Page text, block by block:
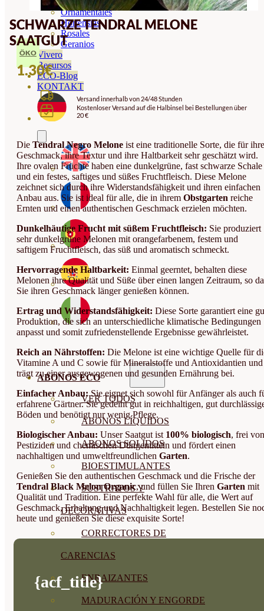
Ornamentales
Hortensias
Rosales
Geranios
Vivero
Recursos
ECO-Blog
KONTAKT
ABONOS ECO
VER TODOS
ABONOS LÍQUIDOS
ABONOS SOLIDOS
BIOESTIMULANTES
SUSTRATOS Y
DECORATIVAS
CORRECTORES DE
CARENCIAS
ENRAIZANTES
MADURACIÓN Y ENGORDE
SCHWARZE TENDRAL MELONE
SAATGUT
ÖKO
1.30€
Versand innerhalb von 24/48 Stunden
Kostenloser Versand auf die Halbinsel bei Bestellungen über
20 €
Die Tendral Negro Melone ist eine traditionelle Sorte, die für
Geschmack, ihre Textur und ihre Haltbarkeit sehr geschätzt wird.
Ihre ovalen Früchte haben eine dunkelgrüne, fast schwarze Schale
und ein festes, saftiges und süßes Fruchtfleisch. Diese Melone
zeichnet sich durch ihre Widerstandsfähigkeit und ihren einfachen
Anbau aus. Sie ist ideal für alle, die in ihrem Obstgarten reiche
Ernten und einen authentischen Geschmack erzielen möchten.
Dunkelhäutige Frucht mit süßem Fruchtfleisch: Sie produziert
sehr dunkelgrüne Melonen mit orangefarbenem, festem und
saftigem Fruchtfleisch, das süß und aromatisch schmeckt.
Hervorragende Haltbarkeit: Einmal geerntet, behalten diese
Melonen ihre Qualität und Süße über einen langen Zeitraum, so
Sie ihren Geschmack länger genießen können.
Ertrag und Widerstandsfähigkeit: Diese Sorte garantiert eine
Produktion, die sich an unterschiedliche klimatische Bedingungen
anpasst und somit zufriedenstellende Ergebnisse gewährleistet.
Reich an Nährstoffen: Die Melone ist eine wichtige Quelle für
Vitamine A und C sowie für Mineralstoffe und Antioxidantien und
trägt zu einer ausgewogenen und gesunden Ernährung bei.
Einfacher Anbau:Sie eignet sich sowohl für Anfänger als auch
erfahrene Gärtner. Sie gedeiht gut in reichhaltigen, gut
Böden und benötigt nur wenig Pflege.
Biologischer Anbau: Unser Saatgut ist 100% biologisch, frei von
Pestiziden und chemischen Düngemitteln und fördert einen
nachhaltigen und umweltfreundlichen Garten.
Genießen Sie den authentischen Geschmack und die Frische der
Tendral Black Melon Organic, und füllen Sie Ihren Garten mit
Qualität und Tradition. Eine perfekte Wahl für alle, die Wert auf
Geschmack, Erhaltung und Nachhaltigkeit legen. Bestellen Sie
heute und genießen Sie diese exquisite Sorte!
{acf_title}